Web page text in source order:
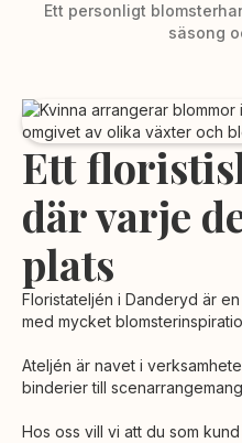
Ett personligt
säsong
Ett
där varje
plats
Floristateljén i Danderyd är
med mycket
Ateljén är navet i
binderier till
Hos oss vill vi att du som